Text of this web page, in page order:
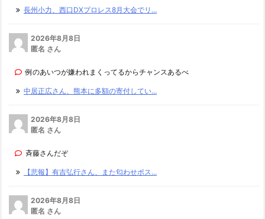
長州小力、西口DXプロレス8月大会でリ...
2026年8月8日
匿名 さん
例のあいつが嫌われまくってるからチャンスあるべ
中居正広さん、熊本に多額の寄付してい...
2026年8月8日
匿名 さん
斉藤さんだぞ
【悲報】有吉弘行さん、また匂わせポス...
2026年8月8日
匿名 さん